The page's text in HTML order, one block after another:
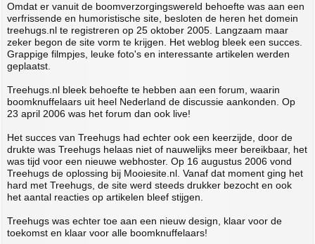
Omdat er vanuit de boomverzorgingswereld behoefte was aan een
verfrissende en humoristische site, besloten de heren het domein
treehugs.nl te registreren op 25 oktober 2005. Langzaam maar
zeker begon de site vorm te krijgen. Het weblog bleek een succes.
Grappige filmpjes, leuke foto's en interessante artikelen werden
geplaatst.
Treehugs.nl bleek behoefte te hebben aan een forum, waarin
boomknuffelaars uit heel Nederland de discussie aankonden. Op
23 april 2006 was het forum dan ook live!
Het succes van Treehugs had echter ook een keerzijde, door de
drukte was Treehugs helaas niet of nauwelijks meer bereikbaar, het
was tijd voor een nieuwe webhoster. Op 16 augustus 2006 vond
Treehugs de oplossing bij Mooiesite.nl. Vanaf dat moment ging het
hard met Treehugs, de site werd steeds drukker bezocht en ook
het aantal reacties op artikelen bleef stijgen.
Treehugs was echter toe aan een nieuw design, klaar voor de
toekomst en klaar voor alle boomknuffelaars!